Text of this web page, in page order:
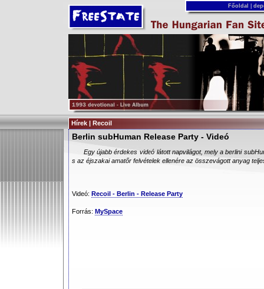
Főoldal
Hírek | Recoil
Berlin subHuman Release Party - Videó
Egy újabb érdekes videó látott napvilágot, mely a berlini
s az éjszakai amatőr felvételek ellenére az összevágott anyag
Videó: Recoil - Berlin - Release Party
Forrás: MySpace